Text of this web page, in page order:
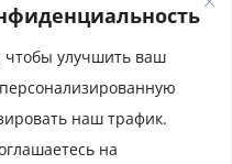
улучшить ваш
наш трафик.
на